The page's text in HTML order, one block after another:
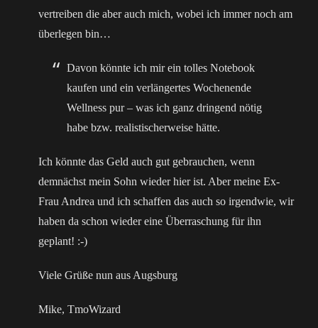
vertreiben die aber auch mich, wobei ich immer noch am
überlegen bin…
Davon könnte ich mir ein tolles Notebook
kaufen und ein verlängertes Wochenende
Wellness pur – was ich ganz dringend nötig
habe bzw. realistischerweise hätte.
Ich könnte das Geld auch gut gebrauchen, wenn
demnächst mein Sohn wieder hier ist. Aber meine Ex-
Frau Andrea und ich schaffen das auch so irgendwie, wir
haben da schon wieder eine Überraschung für ihn
geplant! :-)
Viele Grüße nun aus Augsburg
Mike, TmoWizard